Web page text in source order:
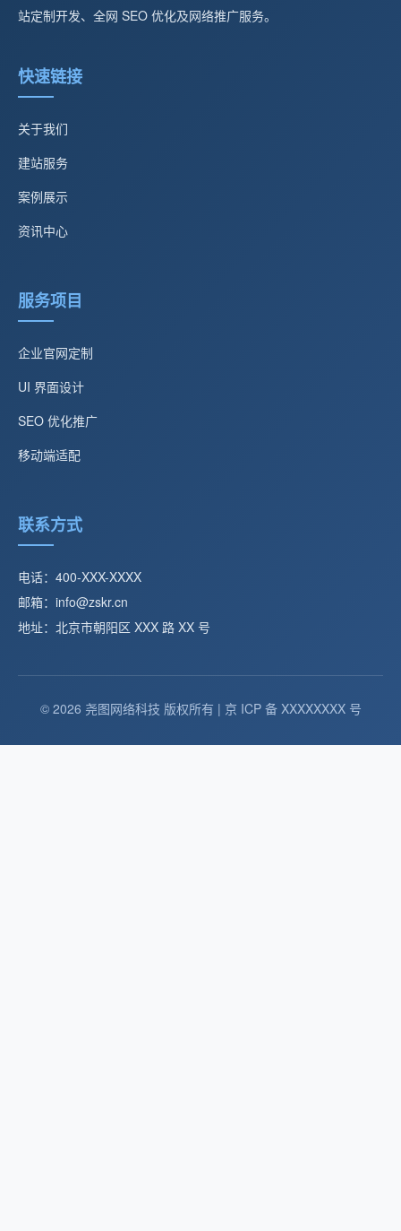
站定制开发、全网 SEO 优化及网络推广服务。
快速链接
关于我们
建站服务
案例展示
资讯中心
服务项目
企业官网定制
UI 界面设计
SEO 优化推广
移动端适配
联系方式
电话：400-XXX-XXXX
邮箱：info@zskr.cn
地址：北京市朝阳区 XXX 路 XX 号
© 2026 尧图网络科技 版权所有 | 京 ICP 备 XXXXXXXX 号